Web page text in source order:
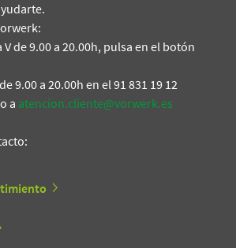
V de 9.00 a 20.00h, pulsa en el botón
9.00 a 20.00h en el 91 831 19 12
a atencion.cliente@vorwerk.es